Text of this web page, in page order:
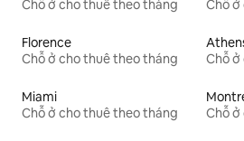
Chỗ ở cho thuê theo tháng
Chỗ
Florence
Chỗ ở cho thuê theo tháng
Chỗ
Miami
Chỗ ở cho thuê theo tháng
Chỗ